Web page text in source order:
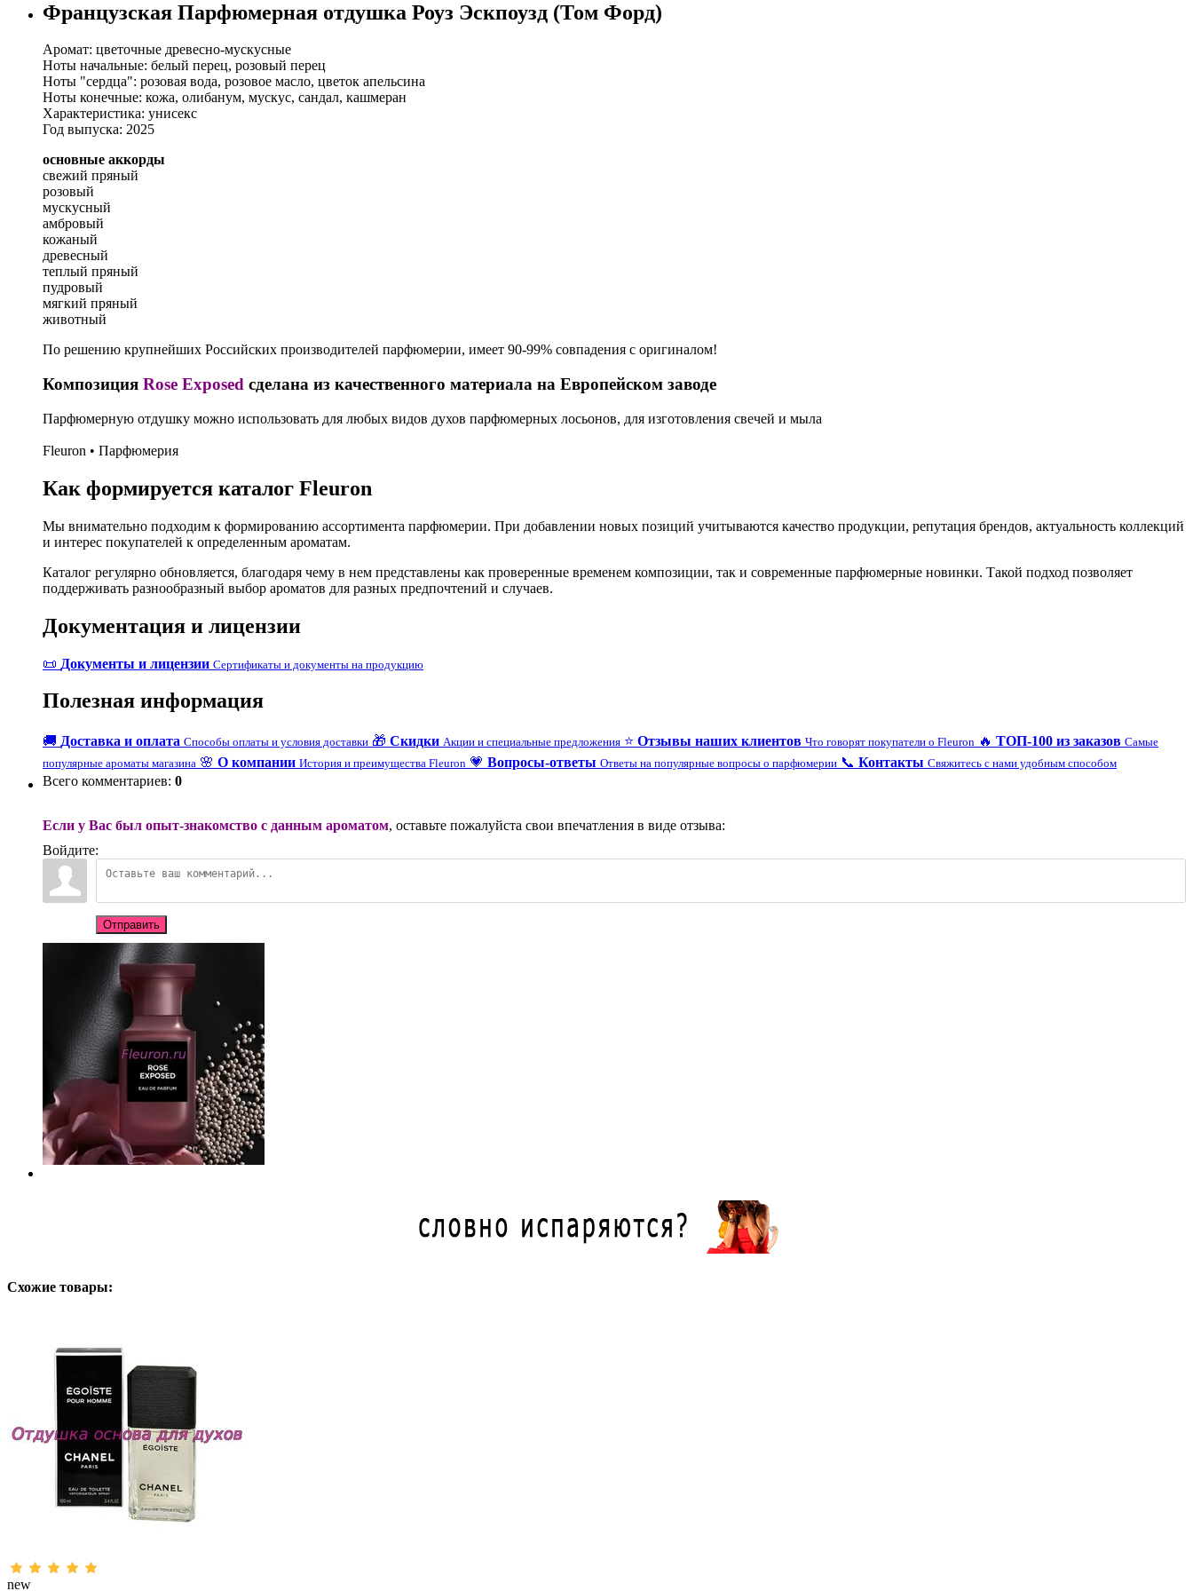
Французская Парфюмерная отдушка Роуз Эскпоузд (Том Форд)
Аромат: цветочные древесно-мускусные
Ноты начальные: белый перец, розовый перец
Ноты "сердца": розовая вода, розовое масло, цветок апельсина
Ноты конечные: кожа, олибанум, мускус, сандал, кашмеран
Характеристика: унисекс
Год выпуска: 2025
основные аккорды
свежий пряный
розовый
мускусный
амбровый
кожаный
древесный
теплый пряный
пудровый
мягкий пряный
животный
По решению крупнейших Российских производителей парфюмерии, имеет 90-99% совпадения с оригиналом!
Композиция Rose Exposed сделана из качественного материала на Европейском заводе
Парфюмерную отдушку можно использовать для любых видов духов парфюмерных лосьонов, для изготовления свечей и мыла
Fleuron • Парфюмерия
Как формируется каталог Fleuron
Мы внимательно подходим к формированию ассортимента парфюмерии. При добавлении новых позиций учитываются качество продукции, репутация брендов, актуальность коллекций
и интерес покупателей к определенным ароматам.
Каталог регулярно обновляется, благодаря чему в нем представлены как проверенные временем композиции, так и современные парфюмерные новинки. Такой подход позволяет
поддерживать разнообразный выбор ароматов для разных предпочтений и случаев.
Документация и лицензии
📜 Документы и лицензии Сертификаты и документы на продукцию
Полезная информация
🚚 Доставка и оплата Способы оплаты и условия доставки 🎁 Скидки Акции и специальные предложения ⭐ Отзывы наших клиентов Что говорят покупатели о Fleuron 🔥 ТОП-100 из заказов Самые
популярные ароматы магазина 🌸 О компании История и преимущества Fleuron 💗 Вопросы-ответы Ответы на популярные вопросы о парфюмерии 📞 Контакты Свяжитесь с нами удобным способом
Всего комментариев: 0
Если у Вас был опыт-знакомство с данным ароматом, оставьте пожалуйста свои впечатления в виде отзыва:
Войдите:
Отправить
Схожие товары:
new